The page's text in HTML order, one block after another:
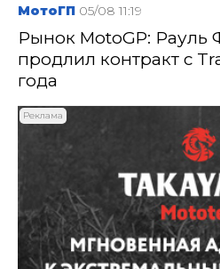
МотоГП 05/08 11:19
Рынок MotoGP: Рауль
продлил контракт с
года
Реклама